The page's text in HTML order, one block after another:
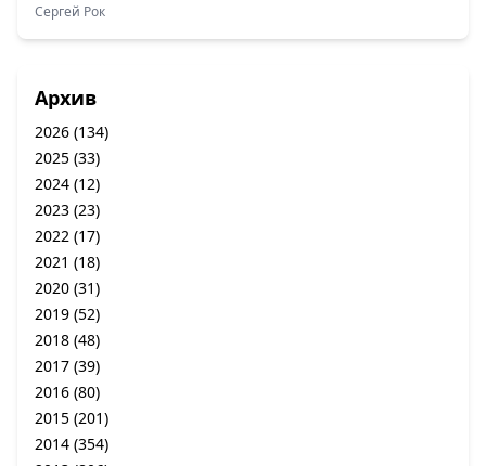
Сергей Рок
Архив
2026 (134)
2025 (33)
2024 (12)
2023 (23)
2022 (17)
2021 (18)
2020 (31)
2019 (52)
2018 (48)
2017 (39)
2016 (80)
2015 (201)
2014 (354)